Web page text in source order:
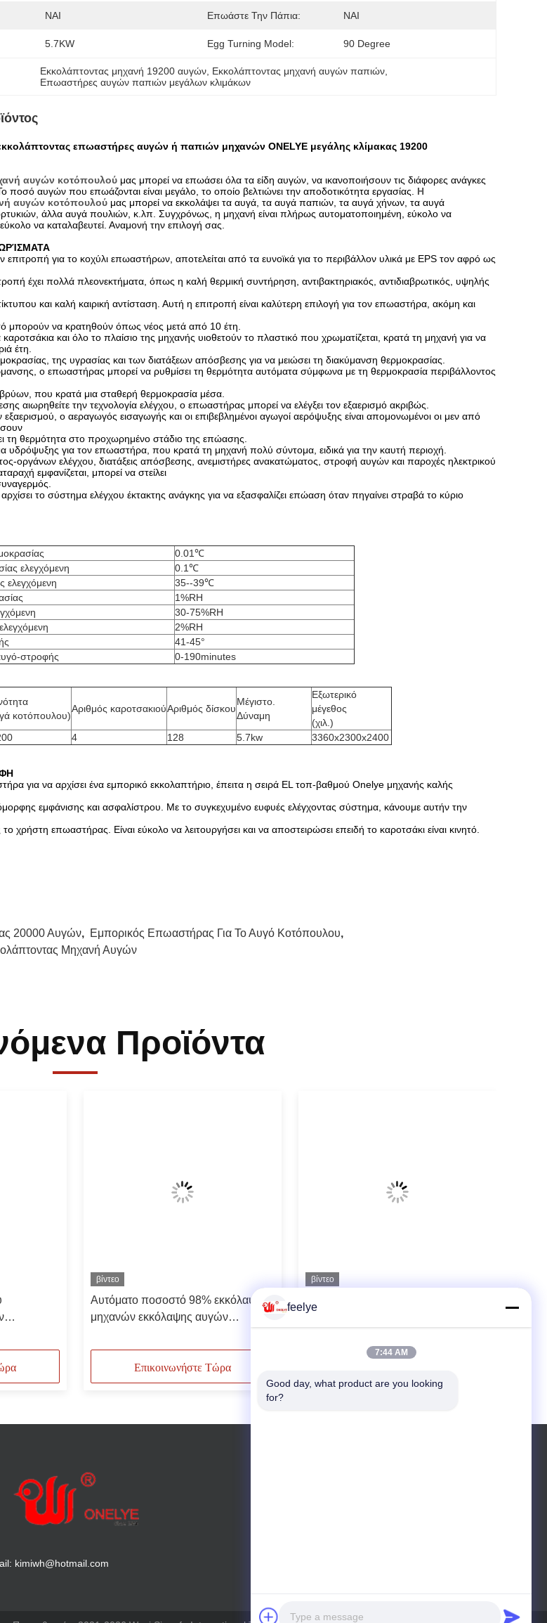
ΝΑΙ Επωάστε Την Πάπια: ΝΑΙ
5.7KW Egg Turning Model: 90 Degree
Εκκολάπτοντας μηχανή 19200 αυγών Εκκολάπτοντας μηχανή αυγών παπιών
Επωαστήρες αυγών παπιών μεγάλων κλιμάκων
επωαστήρες αυγών ή παπιών μηχανών ONELYE μεγάλης κλίμακας 19200
αυγών κοτόπουλού μας μπορεί να επωάσει όλα τα είδη αυγών, να ικανοποιήσουν τις διάφορες ανάγκες
αυγών που επωάζονται είναι μεγάλο, το οποίο βελτιώνει την αποδοτικότητα εργασίας. Η
αυγών κοτόπουλού μας μπορεί να εκκολάψει τα αυγά, τα αυγά παπιών, τα αυγά χήνων, τα αυγά
άλλα αυγά πουλιών, κ.λπ. Συγχρόνως, η μηχανή είναι πλήρως αυτοματοποιημένη, εύκολο να
να καταλαβευτεί. Αναμονή την επιλογή σας.
επιτροπή για το κοχύλι επωαστήρων, αποτελείται από τα ευνοϊκά για το περιβάλλον υλικά με EPS τον αφρό ως
έχει πολλά πλεονεκτήματα, όπως η καλή θερμική συντήρηση, αντιβακτηριακός, αντιδιαβρωτικός, υψηλής
και καλή καιρική αντίσταση. Αυτή η επιτροπή είναι καλύτερη επιλογή για τον επωαστήρα, ακόμη και
μπορούν να κρατηθούν όπως νέος μετά από 10 έτη.
και όλο το πλαίσιο της μηχανής υιοθετούν το πλαστικό που χρωματίζεται, κρατά τη μηχανή για να
έτη.
της υγρασίας και των διατάξεων απόσβεσης για να μειώσει τη διακύμανση θερμοκρασίας.
ο επωαστήρας μπορεί να ρυθμίσει τη θερμότητα αυτόματα σύμφωνα με τη θερμοκρασία περιβάλλοντος
που κρατά μια σταθερή θερμοκρασία μέσα.
αιωρηθείτε την τεχνολογία ελέγχου, ο επωαστήρας μπορεί να ελέγξει τον εξαερισμό ακριβώς.
ο αεραγωγός εισαγωγής και οι επιβεβλημένοι αγωγοί αερόψυξης είναι απομονωμένοι οι μεν από
τη θερμότητα στο προχωρημένο στάδιο της επώασης.
υδρόψυξης για τον επωαστήρα, που κρατά τη μηχανή πολύ σύντομα, ειδικά για την καυτή περιοχή.
οργάνων ελέγχου, διατάξεις απόσβεσης, ανεμιστήρες ανακατώματος, στροφή αυγών και παροχές ηλεκτρικού
εμφανίζεται, μπορεί να στείλει
το σύστημα ελέγχου έκτακτης ανάγκης για να εξασφαλίζει επώαση όταν πηγαίνει στραβά το κύριο
0.01℃
ελεγχόμενη
0.1℃
ελεγχόμενη
35--39℃
1%RH
30-75%RH
2%RH
41-45°
στροφής
0-190minutes
κοτόπουλου)
Αριθμός καροτσακιούΑριθμός δίσκου
Μέγιστο.
Δύναμη
Εξωτερικό
μέγεθος
(χιλ.)
4 128 5.7kw 3360x2300x2400
για να αρχίσει ένα εμπορικό εκκολαπτήριο, έπειτα η σειρά EL τοπ-βαθμού Onelye μηχανής καλής
όμορφης εμφάνισης και ασφαλίστρου. Με το συγκεχυμένο ευφυές ελέγχοντας σύστημα, κάνουμε αυτήν την
το χρήστη επωαστήρας. Είναι εύκολο να λειτουργήσει και να αποστειρώσει επειδή το καροτσάκι είναι κινητό.
20000 Αυγών, Εμπορικός Επωαστήρας Για Το Αυγό Κοτόπουλου,
Μηχανή Αυγών
Προϊόντα
βίντεο
Αυτόματο ποσοστό 98% εκκόλαψης
μηχανών εκκόλαψης αυγών
Επικοινωνήστε Τώρα
βίντεο
μεγάλη κλίμακα μηχανών αυγών
kimiwh@hotmail.com
feelye
7:44 AM
Good day, what product are you looking
for?